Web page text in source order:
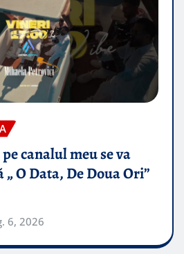
canalul meu se va
O Data, De Doua Ori”
6, 2026